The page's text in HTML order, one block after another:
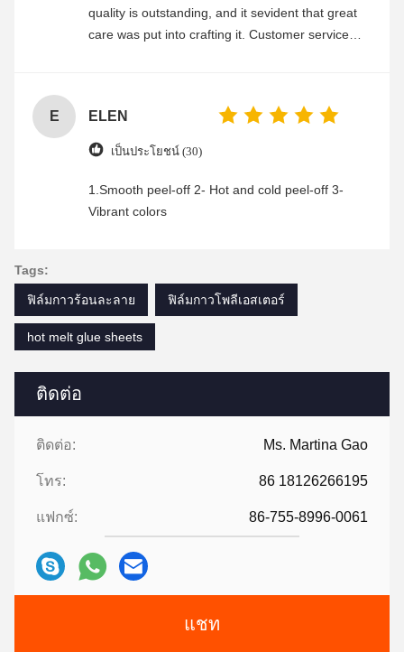
ติดต่อ
ติดต่อ: Ms. Martina Gao
โทร: 86 18126266195
แฟกซ์: 86-755-8996-0061
แชท
quality is outstanding, and it sevident that great
care was put into crafting it. Customer service
E ELEN
เป็นประโยชน์ (30)
1.Smooth peel-off 2- Hot and cold peel-off 3-
Vibrant colors
Tags:
ฟิล์มกาวร้อนละลาย ฟิล์มกาวโพลีเอสเตอร์
hot melt glue sheets